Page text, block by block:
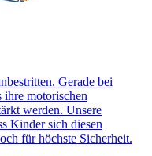
Gerade bei
motorischen
werden. Unsere
Kinder sich diesen
für höchste Sicherheit.